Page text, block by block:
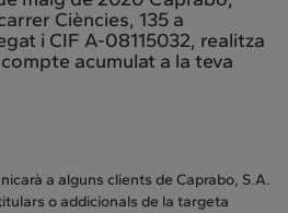
Ciències, 135 a
i CIF A-08115032, realitza
acumulat a la teva
a alguns clients de Caprabo, S.A.
o addicionals de la targeta